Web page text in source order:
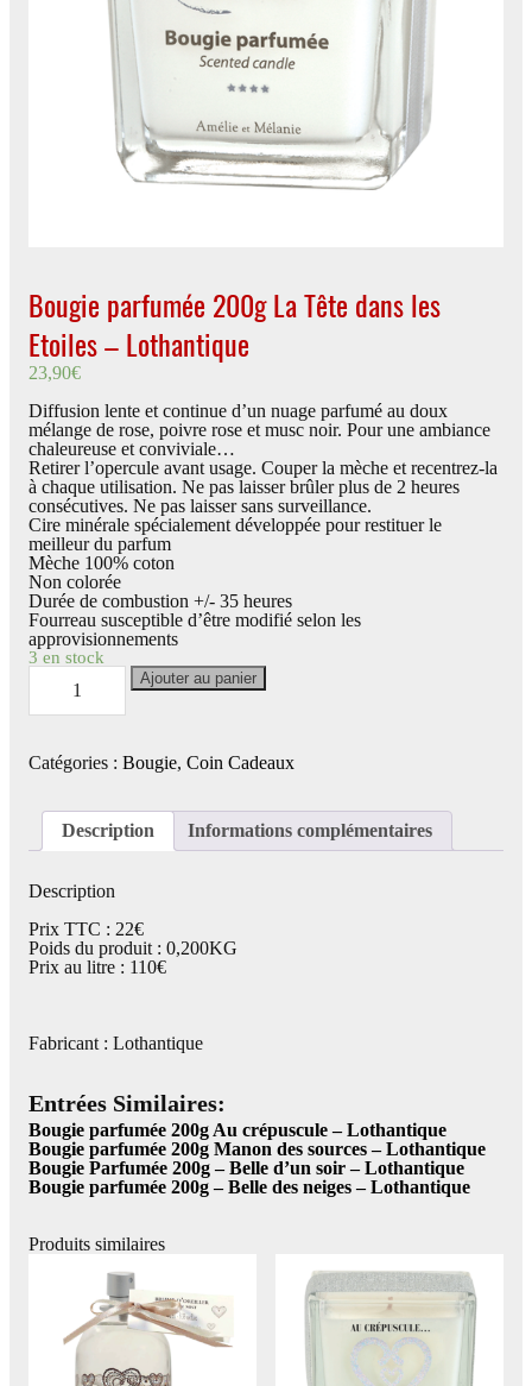
Bougie parfumée 200g La Tête dans les
Etoiles – Lothantique
23,90€
Diffusion lente et continue d’un nuage parfumé au doux
mélange de rose, poivre rose et musc noir. Pour une ambiance
chaleureuse et conviviale…
Retirer l’opercule avant usage. Couper la mèche et recentrez-la
à chaque utilisation. Ne pas laisser brûler plus de 2 heures
consécutives. Ne pas laisser sans surveillance.
Cire minérale spécialement développée pour restituer le
meilleur du parfum
Mèche 100% coton
Non colorée
Durée de combustion +/- 35 heures
Fourreau susceptible d’être modifié selon les
approvisionnements
3 en stock
quantité
Bougie
La
dans
Etoiles
Lothantique
Ajouter au panier
Catégories : Bougie, Coin Cadeaux
Description Informations complémentaires
Description
Prix TTC : 22€
Poids du produit : 0,200KG
Prix au litre : 110€
Fabricant : Lothantique
Entrées Similaires:
Bougie parfumée 200g Au crépuscule – Lothantique
Bougie parfumée 200g Manon des sources – Lothantique
Bougie Parfumée 200g – Belle d’un soir – Lothantique
Bougie parfumée 200g – Belle des neiges – Lothantique
Produits similaires